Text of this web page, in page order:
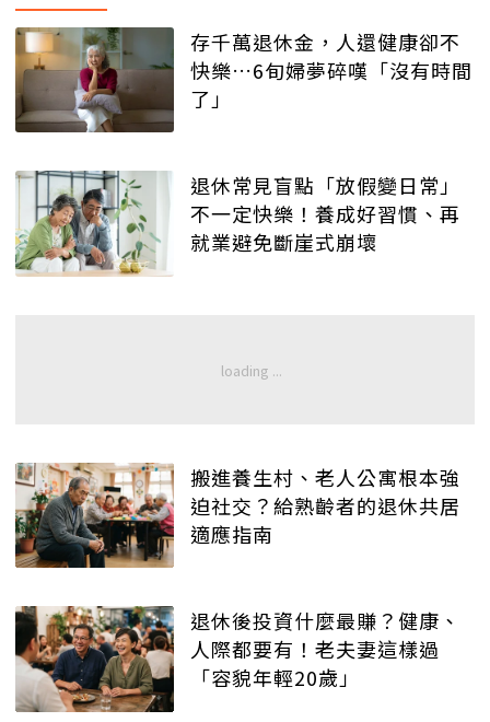
存千萬退休金，人還健康卻不
快樂…6旬婦夢碎嘆「沒有時間
了」
退休常見盲點「放假變日常」
不一定快樂！養成好習慣、再
就業避免斷崖式崩壞
搬進養生村、老人公寓根本強
迫社交？給熟齡者的退休共居
適應指南
退休後投資什麼最賺？健康、
人際都要有！老夫妻這樣過
「容貌年輕20歲」